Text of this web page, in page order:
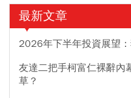
最新文章
2026年下半年投資展望
友達二把手柯富仁裸辭內
草？